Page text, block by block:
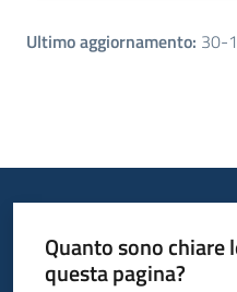
Ultimo aggiornamento: 30-
Quanto sono chiare
questa pagina?